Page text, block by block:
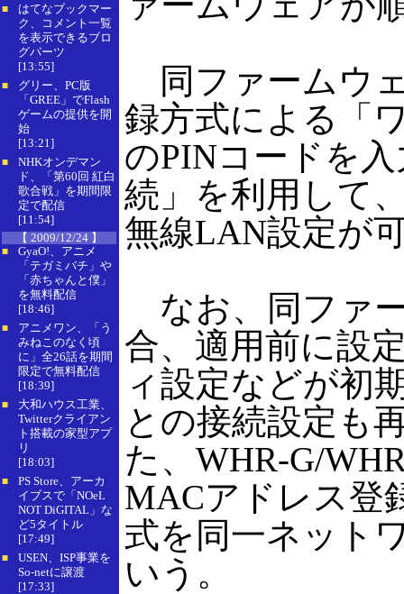
■
はてなブックマー
ク、コメント一覧
を表示できるブロ
グパーツ
[13:55]
■
グリー、PC版
「GREE」でFlash
ゲームの提供を開
始
[13:21]
■
NHKオンデマン
ド、「第60回 紅白
歌合戦」を期間限
定で配信
[11:54]
【 2009/12/24 】
■
GyaO!、アニメ
「テガミバチ」や
「赤ちゃんと僕」
を無料配信
[18:46]
■
アニメワン、「う
みねこのなく頃
に」全26話を期間
限定で無料配信
[18:39]
■
大和ハウス工業、
Twitterクライアン
ト搭載の家型アプ
リ
[18:03]
■
PS Store、アーカ
イブスで「NOeL
NOT DiGITAL」な
ど5タイトル
[17:49]
■
USEN、ISP事業を
So-netに譲渡
[17:33]
同ファームウ
録方式による「
のPINコードを
続」を利用して
無線LAN設定が
なお、同ファ
合、適用前に設
ィ設定などが初
との接続設定も
た、WHR-G/
MACアドレス登
式を同一ネット
いう。